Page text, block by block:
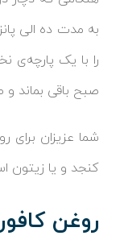
به مدت ده الی
را با یک پارچه‌ی
صبح باقی بماند
شما عزیزان برای
کنجد و یا زیتون
روغن کافور